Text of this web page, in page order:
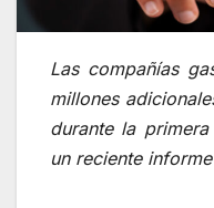
Las compañías
millones
durante la
un reciente